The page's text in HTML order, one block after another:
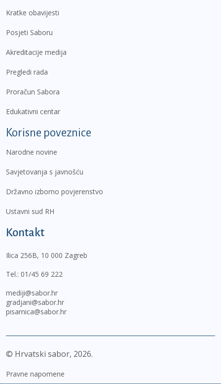
Kratke obavijesti
Posjeti Saboru
Akreditacije medija
Pregledi rada
Proračun Sabora
Edukativni centar
Korisne poveznice
Narodne novine
Savjetovanja s javnošću
Državno izborno povjerenstvo
Ustavni sud RH
Kontakt
Ilica 256B, 10 000 Zagreb
Tel.: 01/45 69 222
mediji@sabor.hr
gradjani@sabor.hr
pisarnica@sabor.hr
© Hrvatski sabor, 2026
Pravne napomene